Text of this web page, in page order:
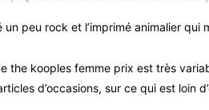
un peu rock et l’imprimé animalier
the kooples femme prix est très
d’occasions, sur ce qui est loin